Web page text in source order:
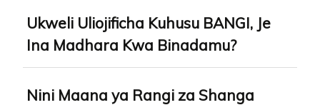
Ukweli Uliojificha Kuhusu BANGI, Je
Ina Madhara Kwa Binadamu?
Nini Maana ya Rangi za Shanga